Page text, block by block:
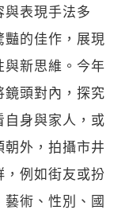
表現手法多
的佳作，展現
新思維。今年
頭對內，探究
身與家人，或
外，拍攝市井
例如街友或扮
術、性別、國